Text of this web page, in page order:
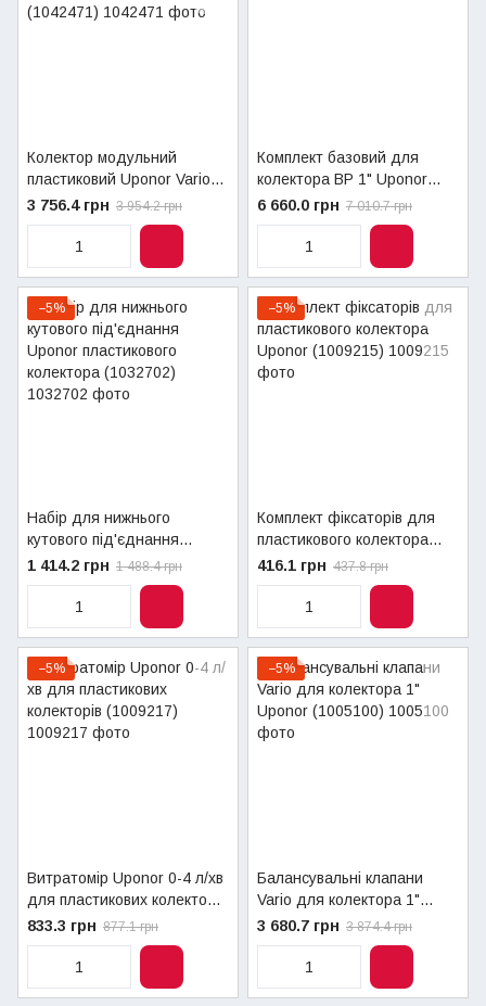
Колектор модульний
пластиковий Uponor Vario
PLUS 1X3/4" євроконус
(1042471)
3 756.4 грн 3 954.2 грн
Комплект базовий для
колектора ВР 1" Uponor
(1009209)
6 660.0 грн 7 010.7 грн
−5%
Набір для нижнього
кутового під'єднання
Uponor пластикового
колектора (1032702)
1 414.2 грн 1 488.4 грн
−5%
Комплект фіксаторів для
пластикового колектора
Uponor (1009215)
416.1 грн 437.8 грн
−5%
Витратомір Uponor 0-4 л/хв
для пластикових колекторів
(1009217)
833.3 грн 877.1 грн
−5%
Балансувальні клапани
Vario для колектора 1"
Uponor (1005100)
3 680.7 грн 3 874.4 грн